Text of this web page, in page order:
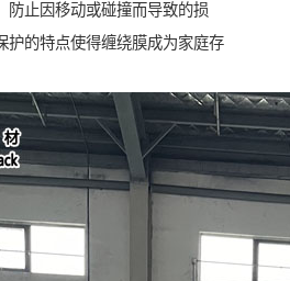
防止因移动或碰撞而导致的损
护的特点使得缠绕膜成为家庭存